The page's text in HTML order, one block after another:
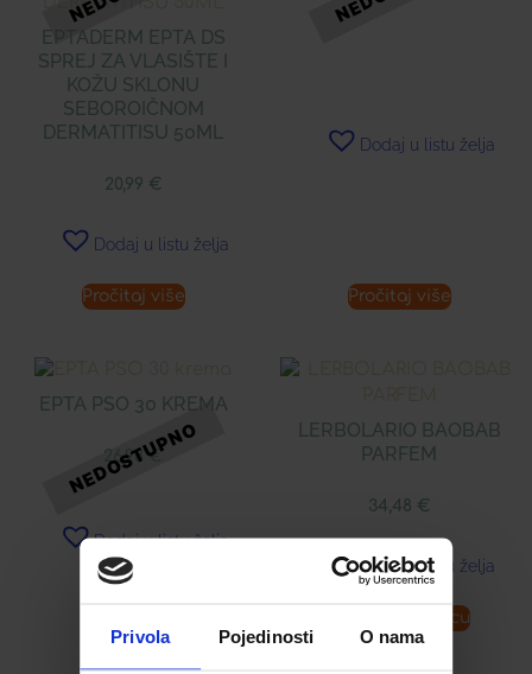
Privola Pojedinosti O nama
EPTADERM EPTA DS
SPREJ ZA VLASIŠTE I
KOŽU SKLONU
SEBOROIČNOM
DERMATITISU 50ML
20,99 €
Dodaj u listu želja
Pročitaj više
Dodaj u listu želja
Pročitaj više
EPTA PSO 30 KREMA
26,98€
Dodaj u listu želja
LERBOLARIO BAOBAB
PARFEM
34,48 €
Dodaj u listu želja
Dodaj u košaricu